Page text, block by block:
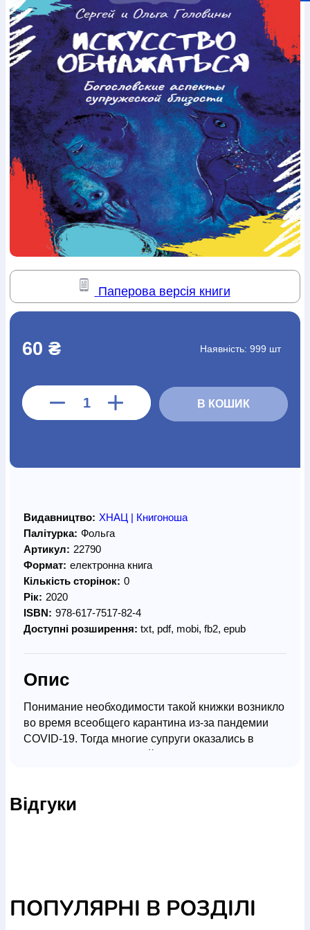
Богослов`яШлюб і сім`яЮдаїзм
Супутні товари
ПеріодикаАудіоРучки кульковіВідеоГалантерея
Закладки для книгФутболки БрелокиСумкиБіжутерія
БлокнотиЩоденники / щотижневикиВироби з дерева
Вироби з кераміки і глиниВироби з срібла Картини
Навчальні мапиШкіряні виробиМагнітиМеталеві
виробиМіні-лампиНаклейкиНастільні ігриПакети
подарунковіПлакати Пластмасові виробиХустки
Подарункові карткиРозвиваючі ігри РепринтиСвічки
ЗошитиФотокартиниЧохли на БибліїГоловні убори
КалендаріКанцелярскі товари Комп`ютерні ігри
ЛистівкиСувенирна продукціяГодинникиПазли
Книга в комплекті
За додатковою інформацією дзвоніть за номером:
+38
(097) 880-6379
Ми у Facebook
Паперова версія книги
60 ₴ Наявність: 999 шт
В КОШИК
Видавництво: ХНАЦ | Книгоноша
Палітурка: Фольга
Артикул: 22790
Формат: електронна книга
Кількість сторінок: 0
Рік: 2020
ISBN: 978-617-7517-82-4
Доступні розширення: txt, pdf, mobi, fb2, epub
Опис
Понимание необходимости такой книжки возникло
во время всеобщего карантина из-за пандемии
COVID-19. Тогда многие супруги оказались в
когда люди вынуждены провести длительное
отношений.
Відгуки
ПОПУЛЯРНІ В РОЗДІЛІ